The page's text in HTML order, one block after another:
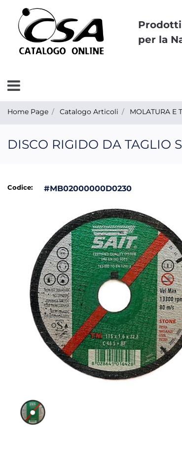
per la
Open menu
Home Page Catalogo Articoli MOLATURA E
DISCO RIGIDO DA TAGLIO
Codice: #MB02000000D0230